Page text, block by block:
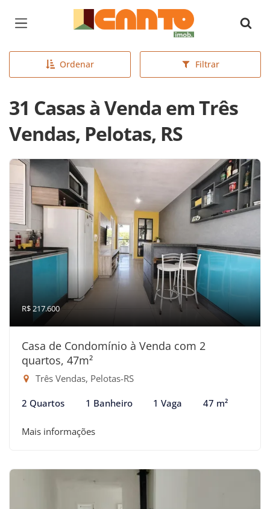
Página inicial
Ordenar Filtrar
31 Casas à Venda em Três
Vendas, Pelotas, RS
R$ 217.600
Casa de Condomínio à Venda com 2
quartos, 47m²
Três Vendas, Pelotas-RS
2 Quartos 1 Banheiro 1 Vaga 47 m²
Mais informações